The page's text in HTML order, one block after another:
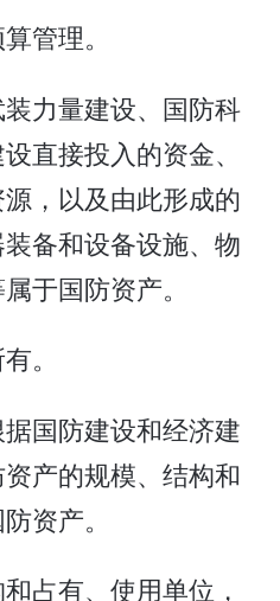
管理。
力量建设、国防科
直接投入的资金、
，以及由此形成的
备和设备设施、物
于国防资产。
。
国防建设和经济建
产的规模、结构和
资产。
占有、使用单位，